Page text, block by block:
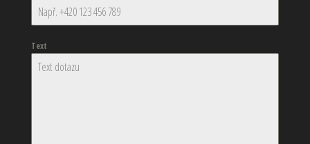
Text